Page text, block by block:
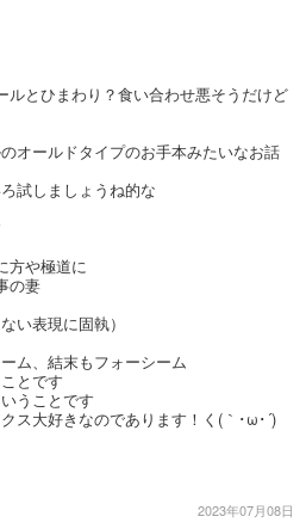
ルとひまわり？食い合わせ悪そうだけど
オールドタイプのお手本みたいなお話
試しましょうね的な
方や極道に
の妻
い表現に固執）
ム、結末もフォーシーム
とです
うことです
ス大好きなのであります！く(｀･ω･´)
2023年07月08日